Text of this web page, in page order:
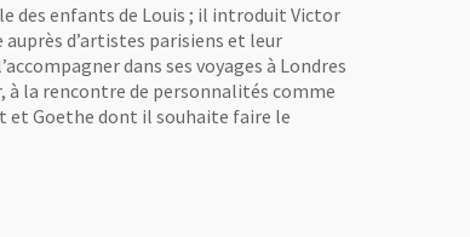
des enfants de Louis ; il introduit Victor
d’artistes parisiens et leur
dans ses voyages à Londres
à la rencontre de personnalités comme
et Goethe dont il souhaite faire le